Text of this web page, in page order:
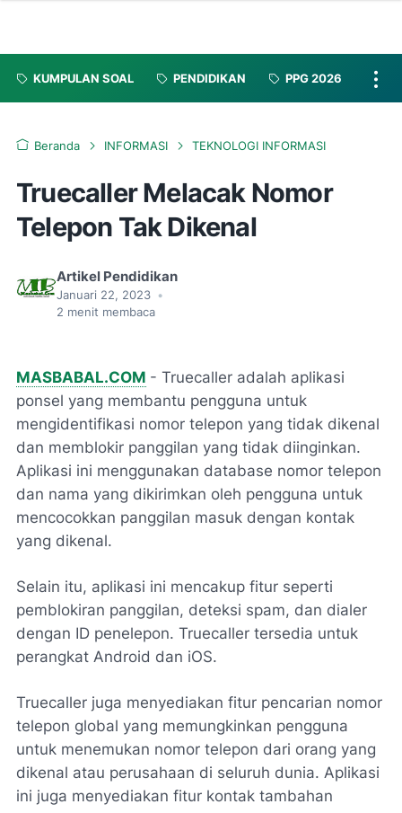
KUMPULAN SOAL PENDIDIKAN PPG 2026
Beranda INFORMASI TEKNOLOGI INFORMASI
Truecaller Melacak Nomor
Telepon Tak Dikenal
Artikel Pendidikan
Januari 22, 2023 •
2 menit membaca
MASBABAL.COM - Truecaller adalah aplikasi
ponsel yang membantu pengguna untuk
mengidentifikasi nomor telepon yang tidak dikenal
dan memblokir panggilan yang tidak diinginkan.
Aplikasi ini menggunakan database nomor telepon
dan nama yang dikirimkan oleh pengguna untuk
mencocokkan panggilan masuk dengan kontak
yang dikenal.
Selain itu, aplikasi ini mencakup fitur seperti
pemblokiran panggilan, deteksi spam, dan dialer
dengan ID penelepon. Truecaller tersedia untuk
perangkat Android dan iOS.
Truecaller juga menyediakan fitur pencarian nomor
telepon global yang memungkinkan pengguna
untuk menemukan nomor telepon dari orang yang
dikenal atau perusahaan di seluruh dunia. Aplikasi
ini juga menyediakan fitur kontak tambahan